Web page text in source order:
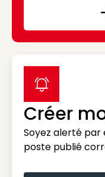
Créer
Soyez alerté par
poste publié
label icon